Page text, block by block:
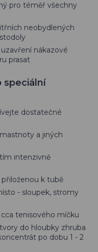
pro téměř všechny
neobydlených
nákazové
prasat
speciální
dostatečné
a jiných
intenzivně
k tubě
- sloupek, stromy
tenisového míčku
do hloubky zhruba
po dobu 1 - 2